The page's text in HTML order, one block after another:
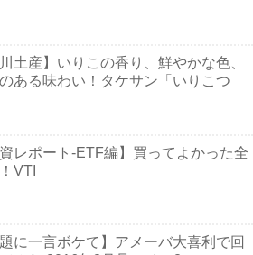
川土産】いりこの香り、鮮やかな色、
ある味わい！タケサン「いりこつ
資レポート-ETF編】買ってよかった全
VTI
題に一言ボケて】アメーバ大喜利で回